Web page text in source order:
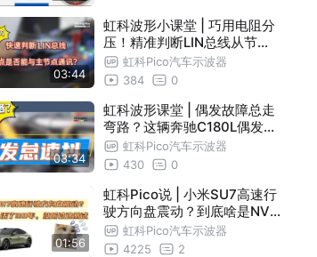
03:44
虹科波形小课堂 | 巧用电阻分
压！精准判断LIN总线从节点
是否在线！
虹科Pico汽车示波器
384
0
03:34
虹科波形课堂 | 偶发故障总走
弯路？这辆奔驰C180L偶发怠
速抖动，反复换件却...
虹科Pico汽车示波器
430
0
01:56
虹科Pico说 | 小米SU7高速行
驶方向盘震动？到底啥是NVH
测试？虹科Pico汽车示波器
4225
2